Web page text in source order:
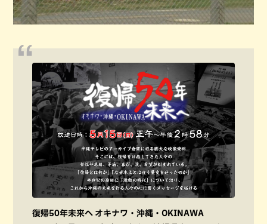
復帰50年未来へ オキナワ・沖縄・OKINAWA